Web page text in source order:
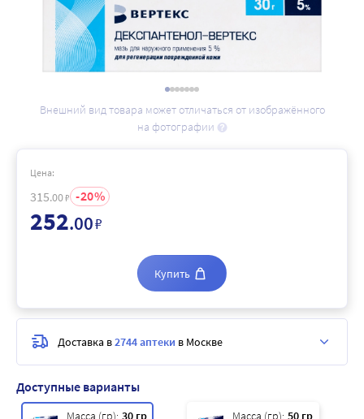
Внешний вид товара может отличаться от изображённого
на фотографии
Доступные варианты
Масса (гр): 30 гр
Масса (гр): 50 гр
Цена:
315.00₽ 20
252.00₽
Купить
Доставка в2744 аптеки в Москве